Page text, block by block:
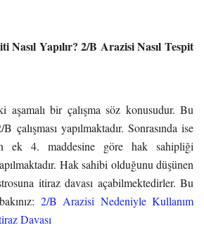
Nasıl Yapılır? 2/B Arazisi Nasıl Tespit
aşamalı bir çalışma söz konusudur. Bu
çalışması yapılmaktadır. Sonrasında ise
ek 4. maddesine göre hak sahipliği
Hak sahibi olduğunu düşünen
itiraz davası açabilmektedirler. Bu
2/B Arazisi Nedeniyle Kullanım
Davası